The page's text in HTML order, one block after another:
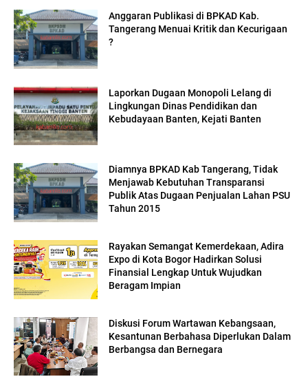
Anggaran Publikasi di BPKAD Kab.
Tangerang Menuai Kritik dan Kecurigaan
?
Laporkan Dugaan Monopoli Lelang di
Lingkungan Dinas Pendidikan dan
Kebudayaan Banten, Kejati Banten
Diamnya BPKAD Kab Tangerang, Tidak
Menjawab Kebutuhan Transparansi
Publik Atas Dugaan Penjualan Lahan PSU
Tahun 2015
Rayakan Semangat Kemerdekaan, Adira
Expo di Kota Bogor Hadirkan Solusi
Finansial Lengkap Untuk Wujudkan
Beragam Impian
Diskusi Forum Wartawan Kebangsaan,
Kesantunan Berbahasa Diperlukan Dalam
Berbangsa dan Bernegara